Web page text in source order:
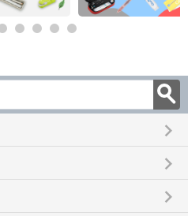
keyboard_arrow_right
keyboard_arrow_right
keyboard_arrow_right